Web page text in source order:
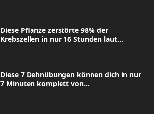
Diese Pflanze zerstörte 98% der
Krebszellen in nur 16 Stunden laut...
Diese 7 Dehnübungen können dich in nur
7 Minuten komplett von...